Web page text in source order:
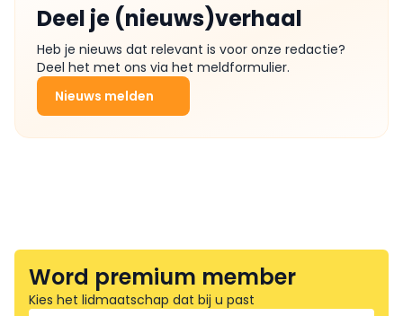
Deel je (nieuws)verhaal
Heb je nieuws dat relevant is voor onze redactie?
Deel het met ons via het meldformulier.
Nieuws melden
Word premium member
Kies het lidmaatschap dat bij u past